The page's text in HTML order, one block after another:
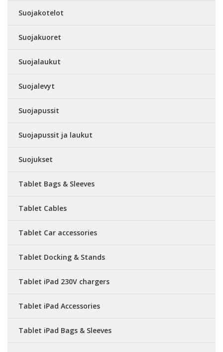
Suojakotelot
Suojakuoret
Suojalaukut
Suojalevyt
Suojapussit
Suojapussit ja laukut
Suojukset
Tablet Bags & Sleeves
Tablet Cables
Tablet Car accessories
Tablet Docking & Stands
Tablet iPad 230V chargers
Tablet iPad Accessories
Tablet iPad Bags & Sleeves